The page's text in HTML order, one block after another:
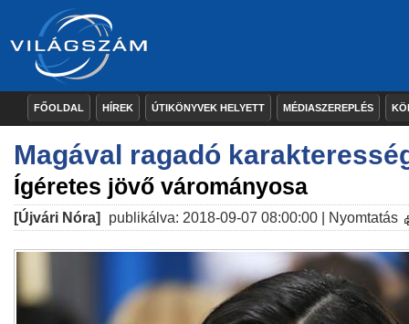
FŐOLDAL HÍREK ÚTIKÖNYVEK HELYETT MÉDIASZEREPLÉS
Magával ragadó
Ígéretes jövő várományosa
[Újvári Nóra] publikálva: 2018-09-07 08:00:00 | Nyomtatás